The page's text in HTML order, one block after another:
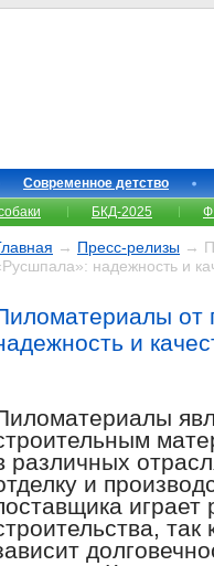
Современное детство
БКД-2025
→ Пресс-релизы →
надежность и
от
и
различных
и
так